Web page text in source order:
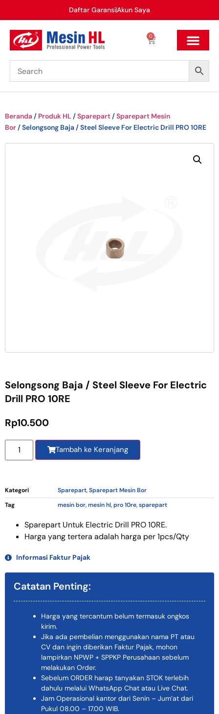
Daftar GaransiAkun Saya
0
Beranda / Produk HL /Sparepart /Sparepart Mesin
Bor / Selongsong Baja / Steel Sleeve For Electric Drill PRO 10RE
Selongsong Baja / Steel Sleeve For Electric
Drill PRO 10RE
Rp10.500
Tambah ke Keranjang
Kategori Sparepart,Sparepart Mesin Bor
Tag
mesin bor,mesin hl,pro 10re,sparepart
Sparepart Untuk Electric Drill PRO 10RE.
Harga yang tertera adalah harga per 1pcs/Qty
Informasi Faktur Pajak
Catatan Penting:
Harga yang tercantum belum termasuk ongkos
kirim.
Jika ada pembelian menggunakan nama PT atau
CV dan ingin diberikan Faktur Pajak, mohon
lampirkan NPWP + SPPKP Perusahaan sebelum
melakukan Order.
Sebelum ORDER harap tanyakan STOK terlebih
dahulu melalui WhatsApp Chat atau Live Chat.
Jam Operasional kantor dari Senin – Jum’at dari
Pukul 08.00 – 17.00 WIB.